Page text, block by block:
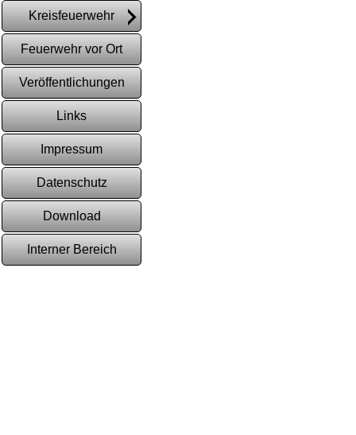
Kreisfeuerwehr
Feuerwehr vor Ort
Veröffentlichungen
Links
Impressum
Datenschutz
Download
Interner Bereich